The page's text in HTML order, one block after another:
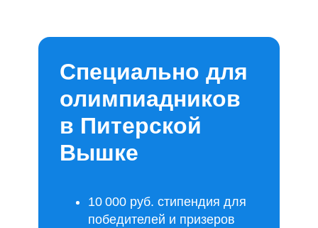
Специально для
олимпиадников
в Питерской
Вышке
10 000 руб. стипендия для
победителей и призеров